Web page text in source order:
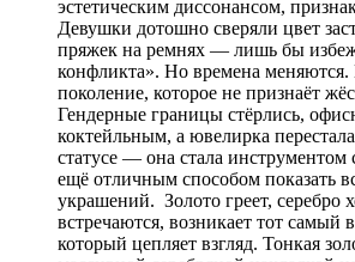
эстетическим диссонансом,
Девушки дотошно сверяли цвет
пряжек на ремнях — лишь бы
конфликта». Но времена
поколение, которое не признаёт
Гендерные границы стёрлись,
коктейльным, а ювелирка
статусе — она стала
ещё отличным способом показать
украшений. Золото греет, серебро
встречаются, возникает тот самый
который цепляет взгляд. Тонкая